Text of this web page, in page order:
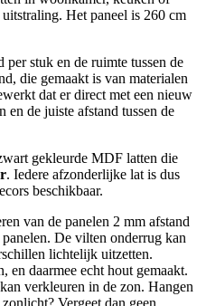
Het paneel is 260 cm
stuk en de ruimte tussen de
die gemaakt is van materialen
dat er direct met een nieuw
de juiste afstand tussen de
gekleurde MDF latten die
. Iedere afzonderlijke lat is dus
beschikbaar.
van de panelen 2 mm afstand
De vilten onderrug kan
lichtelijk uitzetten.
en daarmee echt hout gemaakt.
verkleuren in de zon. Hangen
Vergeet dan geen